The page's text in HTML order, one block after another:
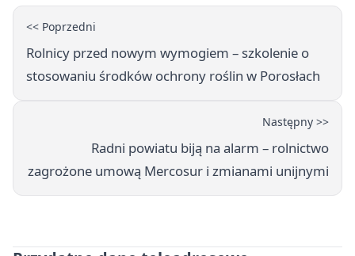
<< Poprzedni
Rolnicy przed nowym wymogiem – szkolenie o
stosowaniu środków ochrony roślin w Porosłach
Następny >>
Radni powiatu biją na alarm – rolnictwo
zagrożone umową Mercosur i zmianami unijnymi